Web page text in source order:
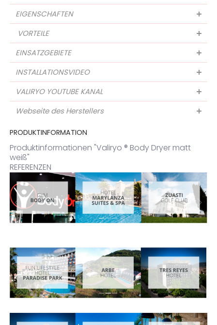
EIGENSCHAFTEN
VORTEILE
EINSATZGEBIETE
INSTALLATIONSVIDEO
VALIRYO YOUTUBE KANAL
Webseite des Herstellers
PRODUKTINFORMATION
Produktinformationen "Valiryo ® Body Dryer matt
weiß"
REFERENZEN